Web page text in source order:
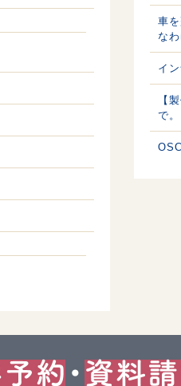
車
なわ
イ
【
で。